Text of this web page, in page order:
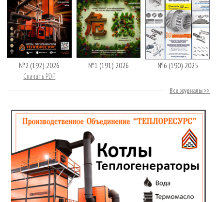
№2 (192) 2026
Скачать PDF
№1 (191) 2026 №6 (190) 2025
Все журналы